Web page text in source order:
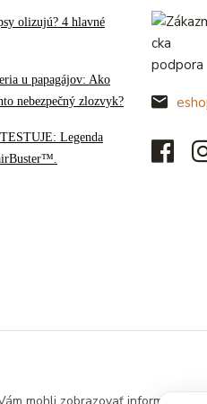
olizujú? 4 hlavné
u papagájov: Ako
nebezpečný zlozvyk?
Legenda